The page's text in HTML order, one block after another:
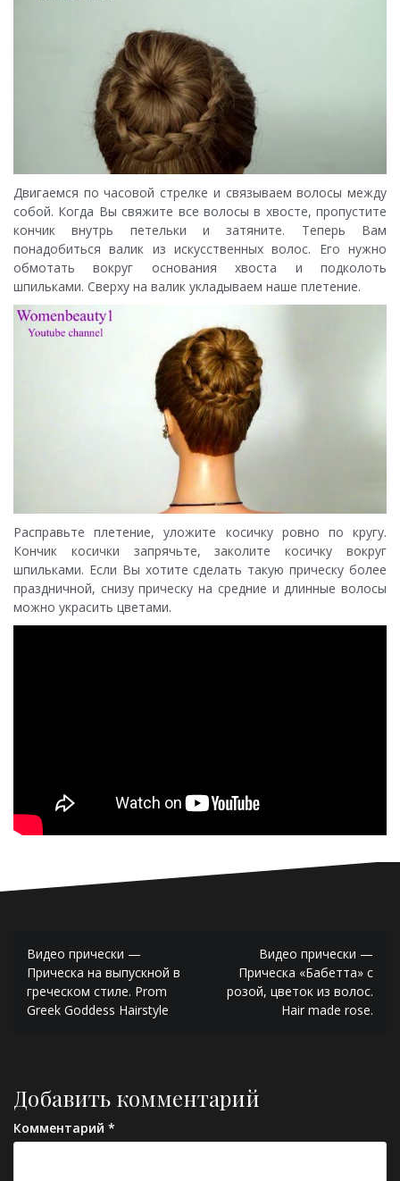
Двигаемся по часовой стрелке и связываем волосы между
собой. Когда Вы свяжите все волосы в хвосте, пропустите
кончик внутрь петельки и затяните. Теперь Вам
понадобиться валик из искусственных волос. Его нужно
обмотать вокруг основания хвоста и подколоть
шпильками. Сверху на валик укладываем наше плетение.
Расправьте плетение, уложите косичку ровно по кругу.
Кончик косички запрячьте, заколите косичку вокруг
шпильками. Если Вы хотите сделать такую прическу более
праздничной, снизу прическу на средние и длинные волосы
можно украсить цветами.
Навигация
по
записям
Видео прически —
Прическа на выпускной в
греческом стиле. Prom
Greek Goddess Hairstyle
Видео прически —
Прическа «Бабетта» с
розой, цветок из волос.
Hair made rose.
Добавить комментарий
Комментарий *